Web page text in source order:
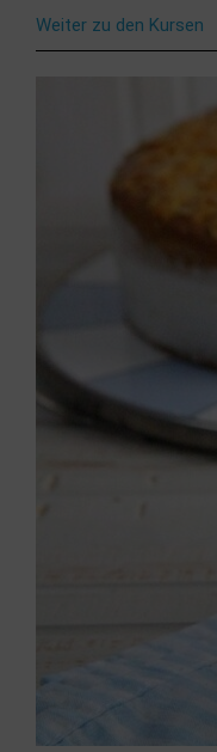
Weiter zu den Kursen